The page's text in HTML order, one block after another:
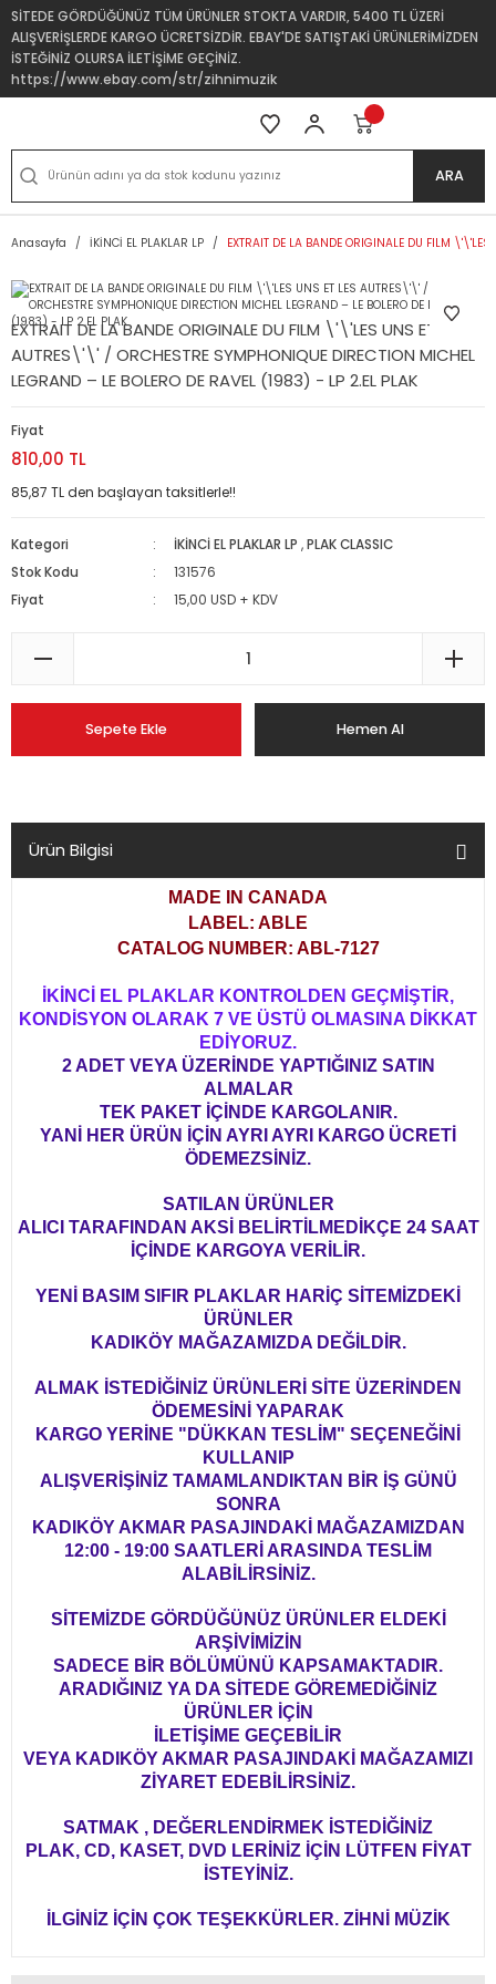
SİTEDE GÖRDÜĞÜNÜZ TÜM ÜRÜNLER STOKTA VARDIR, 5400 TL ÜZERİ
ALIŞVERİŞLERDE KARGO ÜCRETSİZDİR. EBAY'DE SATIŞTAKİ ÜRÜNLERİMİZDEN
İSTEĞİNİZ OLURSA İLETİŞİME GEÇİNİZ.
https://www.ebay.com/str/zihnimuzik
ARA
Anasayfa İKİNCİ EL PLAKLAR LP EXTRAIT DE LA BANDE ORIGINALE DU FILM
EXTRAIT DE LA BANDE ORIGINALE DU FILM \'\'LES UNS ET LES
AUTRES\'\' / ORCHESTRE SYMPHONIQUE DIRECTION MICHEL
LEGRAND – LE BOLERO DE RAVEL (1983) - LP 2.EL PLAK
Fiyat
810,00 TL
85,87 TL den başlayan taksitlerle!!
Kategori İKİNCİ EL PLAKLAR LP ,PLAK CLASSIC
Stok Kodu
131576
Fiyat
15,00 USD + KDV
Sepete Ekle Hemen Al
Ürün Bilgisi
MADE IN CANADA
LABEL: ABLE
CATALOG NUMBER: ABL-7127
İKİNCİ EL PLAKLAR KONTROLDEN GEÇMİŞTİR,
KONDİSYON OLARAK 7 VE ÜSTÜ OLMASINA DİKKAT
EDİYORUZ.
2 ADET VEYA ÜZERİNDE YAPTIĞINIZ SATIN
ALMALAR
TEK PAKET İÇİNDE KARGOLANIR.
YANİ HER ÜRÜN İÇİN AYRI AYRI KARGO ÜCRETİ
ÖDEMEZSİNİZ.
SATILAN ÜRÜNLER
ALICI TARAFINDAN AKSİ BELİRTİLMEDİKÇE 24 SAAT
İÇİNDE KARGOYA VERİLİR.
YENİ BASIM SIFIR PLAKLAR HARİÇ SİTEMİZDEKİ
ÜRÜNLER
KADIKÖY MAĞAZAMIZDA DEĞİLDİR.
ALMAK İSTEDİĞİNİZ ÜRÜNLERİ SİTE ÜZERİNDEN
ÖDEMESİNİ YAPARAK
KARGO YERİNE "DÜKKAN TESLİM" SEÇENEĞİNİ
KULLANIP
ALIŞVERİŞİNİZ TAMAMLANDIKTAN BİR İŞ GÜNÜ
SONRA
KADIKÖY AKMAR PASAJINDAKİ MAĞAZAMIZDAN
12:00 - 19:00 SAATLERİ ARASINDA TESLİM
ALABİLİRSİNİZ.
SİTEMİZDE GÖRDÜĞÜNÜZ ÜRÜNLER ELDEKİ
ARŞİVİMİZİN
SADECE BİR BÖLÜMÜNÜ KAPSAMAKTADIR.
ARADIĞINIZ YA DA SİTEDE GÖREMEDİĞİNİZ
ÜRÜNLER İÇİN
İLETİŞİME GEÇEBİLİR
VEYA KADIKÖY AKMAR PASAJINDAKİ MAĞAZAMIZI
ZİYARET EDEBİLİRSİNİZ.
SATMAK , DEĞERLENDİRMEK İSTEDİĞİNİZ
PLAK, CD, KASET, DVD LERİNİZ İÇİN LÜTFEN FİYAT
İSTEYİNİZ.
İLGİNİZ İÇİN ÇOK TEŞEKKÜRLER. ZİHNİ MÜZİK